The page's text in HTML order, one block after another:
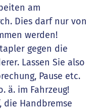
am
Dies darf nur von
werden!
gegen die
Lassen Sie also
Pause etc.
ä. im Fahrzeug!
die Handbremse